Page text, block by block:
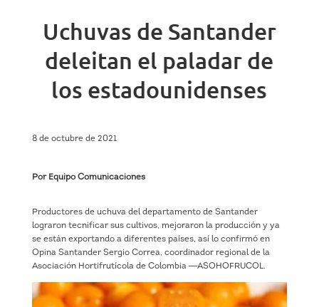
Uchuvas de Santander
deleitan el paladar de
los estadounidenses
8 de octubre de 2021
Por Equipo Comunicaciones
Productores de uchuva del departamento de Santander
lograron tecnificar sus cultivos, mejoraron la producción y ya
se están exportando a diferentes países, así lo confirmó en
Opina Santander Sergio Correa, coordinador regional de la
Asociación Hortifrutícola de Colombia ―ASOHOFRUCOL.